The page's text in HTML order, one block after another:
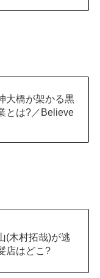
大橋が架かる黒
とは?／Believe
(木村拓哉)が逃
店はどこ?